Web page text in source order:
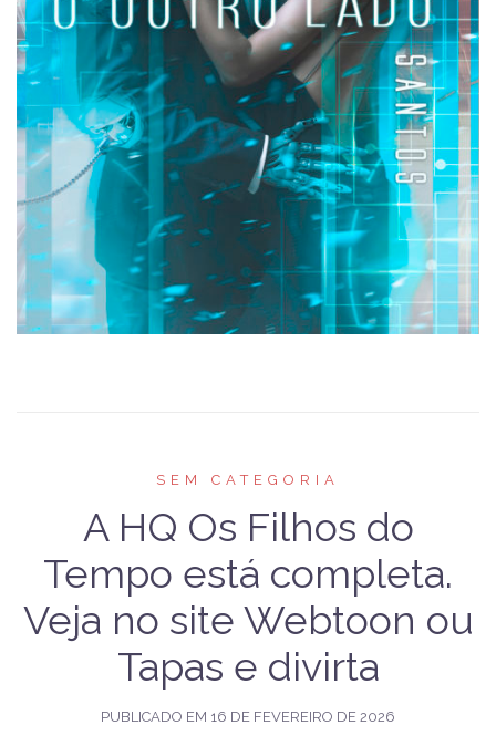
SEM CATEGORIA
A HQ Os Filhos do
Tempo está completa.
Veja no site Webtoon ou
Tapas e divirta
PUBLICADO EM 16 DE FEVEREIRO DE 2026